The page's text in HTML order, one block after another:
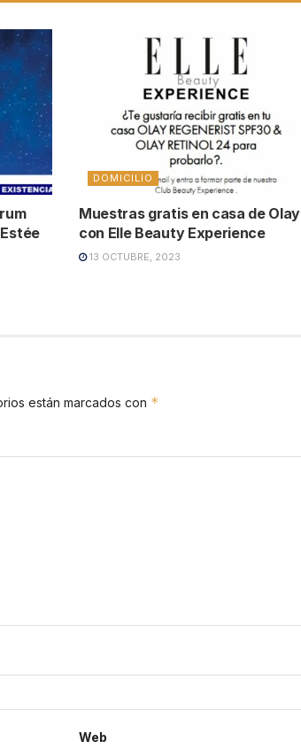
DOMICILIO
Muestras gratis en casa de Olay
con Elle Beauty Experience
13 OCTUBRE, 2023
están marcados con *
Web